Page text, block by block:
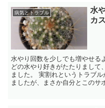
病気とトラブル
水
カ
水やり回数を少しでも増やせる
どの水やり好きがたたりまして
ました。 実割れというトラブ
ましたが、まさか自分とこのサ